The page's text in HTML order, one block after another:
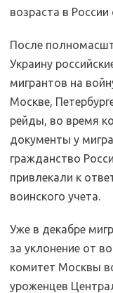
возраста в
После
Украину
мигрантов на
Москве,
рейды, во время
документы у
гражданство
привлекали к
воинского учета.
Уже в декабре
за уклонение от
комитет Москвы
уроженцев